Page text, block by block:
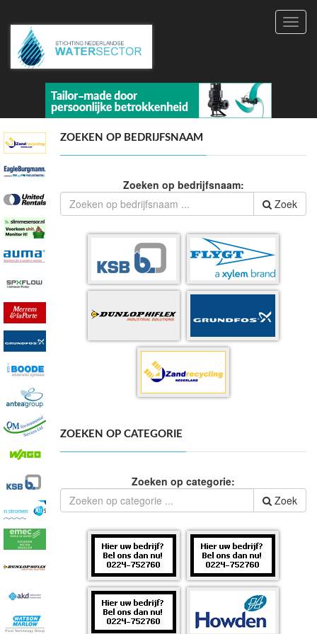
ZOEKEN OP BEDRIJFSNAAM
Zoeken op bedrijfsnaam:
Zoek
ZOEKEN OP CATEGORIE
Zoeken op categorie:
Zoek